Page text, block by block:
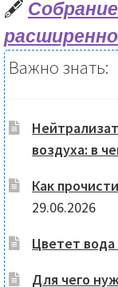
🖋
Важно знать:
воздуха: в
Как
29.06.2026
Цветет вода
Для чего